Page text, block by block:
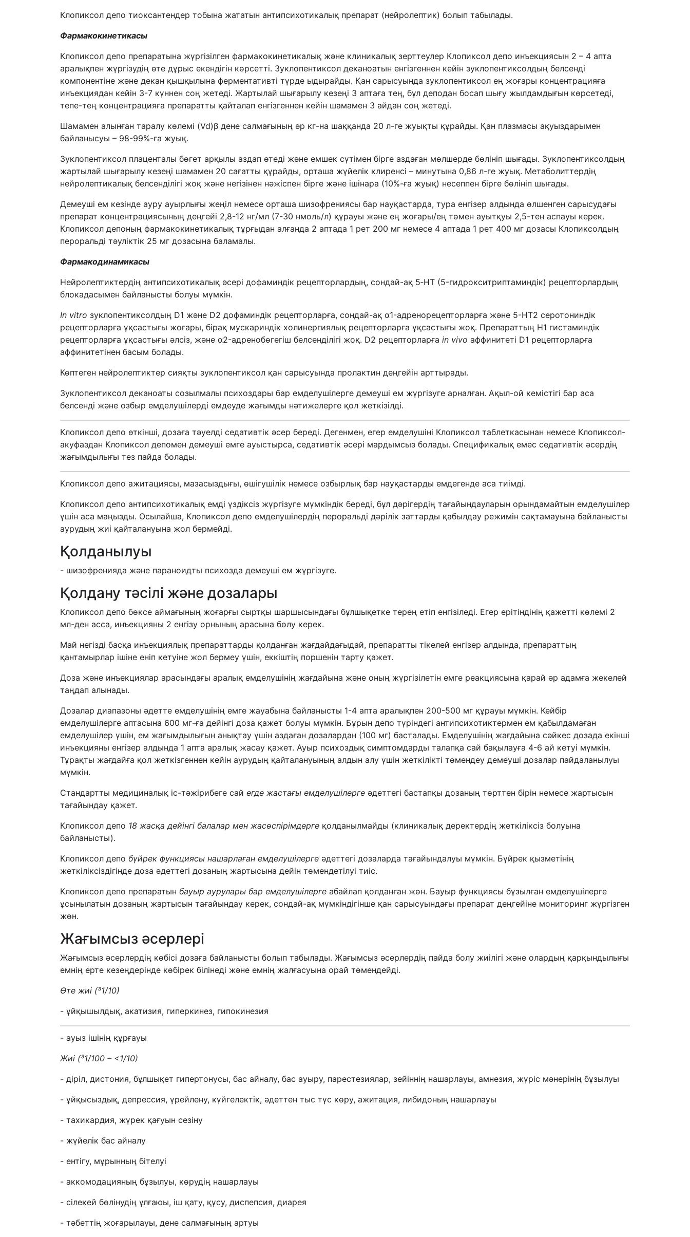
Клопиксол депо тиоксантендер тобына жататын антипсихотикалық препарат (нейролептик) болып табылады.
Фармакокинетикасы
Клопиксол депо препаратына жүргізілген фармакокинетикалық және клиникалық зерттеулер Клопиксол депо инъекциясын 2 – 4 апта
аралықпен жүргізудің өте дұрыс екендігін көрсетті. Зуклопентиксол деканоатын енгізгеннен кейін зуклопентиксолдың белсенді
компонентіне және декан қышқылына ферментативті түрде ыдырайды. Қан сарысуында зуклопентиксол ең жоғары концентрацияға
инъекциядан кейін 3-7 күннен соң жетеді. Жартылай шығарылу кезеңі 3 аптаға тең, бұл деподан босап шығу жылдамдығын көрсетеді,
тепе-тең концентрацияға препаратты қайталап енгізгеннен кейін шамамен 3 айдан соң жетеді.
Шамамен алынған таралу көлемі (Vd)β дене салмағының әр кг-на шаққанда 20 л-ге жуықты құрайды. Қан плазмасы ақуыздарымен
байланысуы – 98-99%-ға жуық.
Зуклопентиксол плаценталы бөгет арқылы аздап өтеді және емшек сүтімен бірге аздаған мөлшерде бөлініп шығады. Зуклопентиксолдың
жартылай шығарылу кезеңі шамамен 20 сағатты құрайды, орташа жүйелік клиренсі – минутына 0,86 л-ге жуық. Метаболиттердің
нейролептикалық белсенділігі жоқ және негізінен нәжіспен бірге және ішінара (10%-ға жуық) несеппен бірге бөлініп шығады.
Демеуші ем кезінде ауру ауырлығы жеңіл немесе орташа шизофрениясы бар науқастарда, тура енгізер алдында өлшенген сарысудағы
препарат концентрациясының деңгейі 2,8-12 нг/мл (7-30 нмоль/л) құрауы және ең жоғары/ең төмен ауытқуы 2,5-тен аспауы керек.
Клопиксол депоның фармакокинетикалық тұрғыдан алғанда 2 аптада 1 рет 200 мг немесе 4 аптада 1 рет 400 мг дозасы Клопиксолдың
пероральді тәуліктік 25 мг дозасына баламалы.
Фармакодинамикасы
Нейролептиктердің антипсихотикалық әсері дофаминдік рецепторлардың, сондай-ақ 5‑HT (5-гидрокситриптаминдік) рецепторлардың
блокадасымен байланысты болуы мүмкін.
In vitro зуклопентиксолдың D1 және D2 дофаминдік рецепторларға, сондай-ақ α1-адренорецепторларға және 5-HT2 серотониндік
рецепторларға ұқсастығы жоғары, бірақ мускариндік холинергиялық рецепторларға ұқсастығы жоқ. Препараттың H1 гистаминдік
рецепторларға ұқсастығы әлсіз, және α2-адренобөгегіш белсенділігі жоқ. D2 рецепторларға іn vivo аффинитеті D1 рецепторларға
аффинитетінен басым болады.
Көптеген нейролептиктер сияқты зуклопентиксол қан сарысуында пролактин деңгейін арттырады.
Зуклопентиксол деканоаты созылмалы психоздары бар емделушілерге демеуші ем жүргізуге арналған. Ақыл-ой кемістігі бар аса
белсенді және озбыр емделушілерді емдеуде жағымды нәтижелерге қол жеткізілді.
Клопиксол депо өткінші, дозаға тәуелді седативтік әсер береді. Дегенмен, егер емделушіні Клопиксол таблеткасынан немесе Клопиксол-
акуфаздан Клопиксол депомен демеуші емге ауыстырса, седативтік әсері мардымсыз болады. Спецификалық емес седативтік әсердің
жағымдылығы тез пайда болады.
Клопиксол депо ажитациясы, мазасыздығы, өшігушілік немесе озбырлық бар науқастарды емдегенде аса тиімді.
Клопиксол депо антипсихотикалық емді үздіксіз жүргізуге мүмкіндік береді, бұл дәрігердің тағайындауларын орындамайтын емделушілер
үшін аса маңызды. Осылайша, Клопиксол депо емделушілердің пероральді дәрілік заттарды қабылдау режимін сақтамауына байланысты
аурудың жиі қайталануына жол бермейді.
Қолданылуы
- шизофренияда және параноидты психозда демеуші ем жүргізуге.
Қолдану тәсілі және дозалары
Клопиксол депо бөксе аймағының жоғарғы сыртқы шаршысындағы бұлшықетке терең етіп енгізіледі. Егер ерітіндінің қажетті көлемі 2
мл-ден асса, инъекцияны 2 енгізу орнының арасына бөлу керек.
Май негізді басқа инъекциялық препараттарды қолданған жағдайдағыдай, препаратты тікелей енгізер алдында, препараттың
қантамырлар ішіне еніп кетуіне жол бермеу үшін, еккіштің поршенін тарту қажет.
Доза және инъекциялар арасындағы аралық емделушінің жағдайына және оның жүргізілетін емге реакциясына қарай әр адамға жекелей
таңдап алынады.
Дозалар диапазоны әдетте емделушінің емге жауабына байланысты 1-4 апта аралықпен 200-500 мг құрауы мүмкін. Кейбір
емделушілерге аптасына 600 мг-ға дейінгі доза қажет болуы мүмкін. Бұрын депо түріндегі антипсихотиктермен ем қабылдамаған
емделушілер үшін, ем жағымдылығын анықтау үшін аздаған дозалардан (100 мг) басталады. Емделушінің жағдайына сәйкес дозада екінші
инъекцияны енгізер алдында 1 апта аралық жасау қажет. Ауыр психоздық симптомдарды талапқа сай бақылауға 4-6 ай кетуі мүмкін.
Тұрақты жағдайға қол жеткізгеннен кейін аурудың қайталануының алдын алу үшін жеткілікті төмендеу демеуші дозалар пайдаланылуы
мүмкін.
Стандартты медициналық іс-тәжірибеге сай егде жастағы емделушілерге әдеттегі бастапқы дозаның төрттен бірін немесе жартысын
тағайындау қажет.
Клопиксол депо 18 жасқа дейінгі балалар мен жасөспірімдерге қолданылмайды (клиникалық деректердің жеткіліксіз болуына
байланысты).
Клопиксол депо бүйрек функциясы нашарлаған емделушілерге әдеттегі дозаларда тағайындалуы мүмкін. Бүйрек қызметінің
жеткіліксіздігінде доза әдеттегі дозаның жартысына дейін төмендетілуі тиіс.
Клопиксол депо препаратын бауыр аурулары бар емделушілерге абайлап қолданған жөн. Бауыр функциясы бұзылған емделушілерге
ұсынылатын дозаның жартысын тағайындау керек, сондай-ақ мүмкіндігінше қан сарысуындағы препарат деңгейіне мониторинг жүргізген
жөн.
Жағымсыз әсерлері
Жағымсыз әсерлердің көбісі дозаға байланысты болып табылады. Жағымсыз әсерлердің пайда болу жиілігі және олардың қарқындылығы
емнің ерте кезеңдерінде көбірек білінеді және емнің жалғасуына орай төмендейді.
Өте жиі (³1/10)
- ұйқышылдық, акатизия, гиперкинез, гипокинезия
- ауыз ішінің құрғауы
Жиі (³1/100 – <1/10)
- діріл, дистония, бұлшықет гипертонусы, бас айналу, бас ауыру, парестезиялар, зейіннің нашарлауы, амнезия, жүріс мәнерінің бұзылуы
- ұйқысыздық, депрессия, үрейлену, күйгелектік, әдеттен тыс түс көру, ажитация, либидоның нашарлауы
- тахикардия, жүрек қағуын сезіну
- жүйелік бас айналу
- ентігу, мұрынның бітелуі
- аккомодацияның бұзылуы, көрудің нашарлауы
- сілекей бөлінудің ұлғаюы, іш қату, құсу, диспепсия, диарея
- тәбеттің жоғарылауы, дене салмағының артуы